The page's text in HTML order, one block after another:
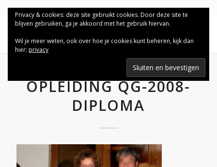
OPLEIDING QG-2008-
DIPLOMA
Privacy & cookies: deze site gebruikt cookies. Door deze site te
blijven gebruiken, ga je akkoord met het gebruik hiervan.
Wil je meer weten, ook over hoe je cookies kunt beheren, kijk dan
hier: privacy